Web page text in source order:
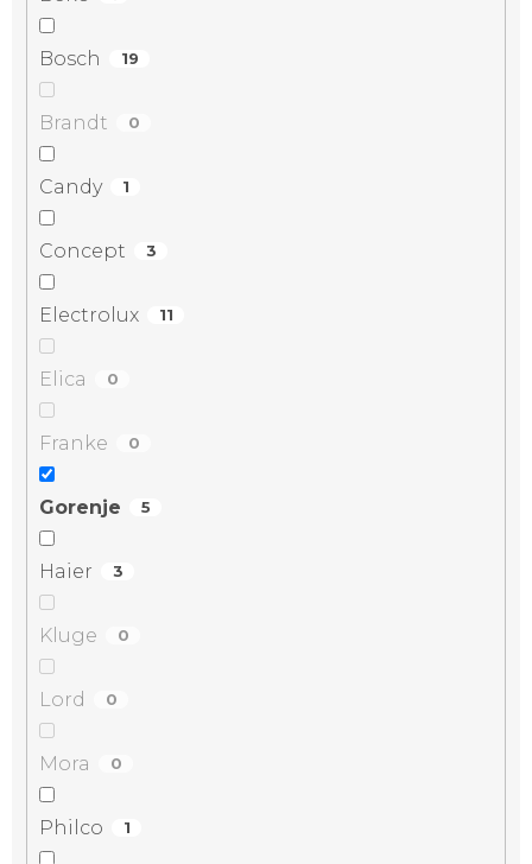
Bosch 19
Brandt 0
Candy 1
Concept 3
Electrolux 11
Elica 0
Franke 0
Gorenje 5
Haier 3
Kluge 0
Lord 0
Mora 0
Philco 1